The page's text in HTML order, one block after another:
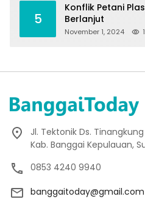
5
Konflik Petani
Berlanjut
November 1, 2024
Jl. Tektonik Ds.
Kab. Banggai Kepulauan,
0853 4240 9940
banggaitoday@gmail.com